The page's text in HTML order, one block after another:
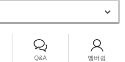
Q&A 멤버쉽